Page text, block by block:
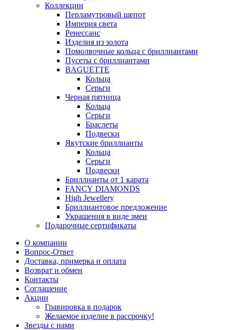
Коллекции
Перламутровый шепот
Империя света
Ренессанс
Изделия из золота
Помолвочные кольца с бриллиантами
Пусеты с бриллиантами
BAGUETTE
Кольца
Серьги
Черная пятница
Кольца
Серьги
Браслеты
Подвески
Якутские бриллианты
Кольца
Серьги
Подвески
Бриллианты от 1 карата
FANCY DIAMONDS
High Jewellery
Бриллиантовое предложение
Украшения в виде змеи
Подарочные сертификаты
О компании
Вопрос-Ответ
Доставка, примерка и оплата
Возврат и обмен
Контакты
Соглашение
Акции
Гравировка в подарок
Желаемое изделие в рассрочку!
Звезды с нами